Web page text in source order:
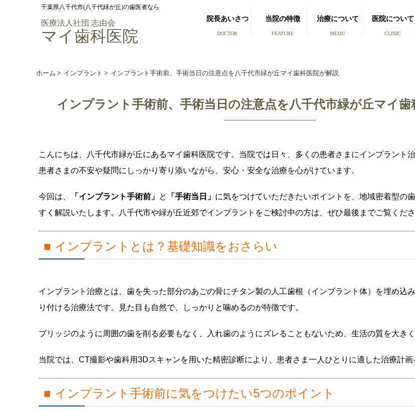
千葉県八千代市(八千代緑が丘)の歯医者なら
医療法人社団 志由会
マイ歯科医院
院長あいさつ
DOCTOR
当院の特徴
FEATURE
治療について
MEMU
医院について
CLINIC
ホーム > インプラント > インプラント手術前、手術当日の注意点を八千代市緑が丘マイ歯科医院が解説
インプラント手術前、手術当日の注意点を八千代市緑が丘マイ歯
こんにちは、八千代市緑が丘にあるマイ歯科医院です。当院では日々、多くの患者さまにインプラント
患者さまの不安や疑問にしっかり寄り添いながら、安心・安全な治療を心がけています。
今回は、 「インプラント手術前」 と 「手術当日」 に気をつけていただきたいポイントを、地域密着型の
すく解説いたします。八千代市や緑が丘近郊でインプラントをご検討中の方は、ぜひ最後までご覧くださ
■ インプラントとは？基礎知識をおさらい
インプラント治療とは、歯を失った部分のあごの骨にチタン製の人工歯根（インプラント体）を埋め込
り付ける治療法です。見た目も自然で、しっかりと噛めるのが特徴です。
ブリッジのように周囲の歯を削る必要もなく、入れ歯のようにズレることもないため、生活の質を大きく
当院では、CT撮影や歯科用3Dスキャンを用いた精密診断により、患者さま一人ひとりに適した治療計画
■ インプラント手術前に気をつけたい5つのポイント